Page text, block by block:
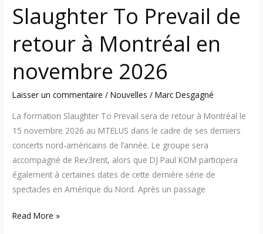
Slaughter To Prevail de
retour à Montréal en
novembre 2026
Laisser un commentaire /Nouvelles /Marc Desgagné
La formation Slaughter To Prevail sera de retour à Montréal le
15 novembre 2026 au MTELUS dans le cadre de ses derniers
concerts nord-américains de l’année. Le groupe sera
accompagné de Rev3rent, alors que DJ Paul KOM participera
également à certaines dates de cette dernière série de
spectacles en Amérique du Nord. Après un passage
Read More »